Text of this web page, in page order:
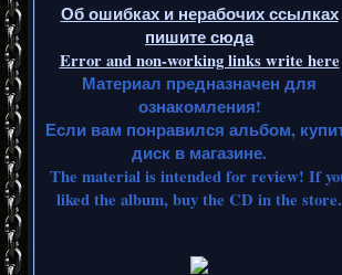
Об ошибках и нерабочих ссылках
пишите сюда
Error and non-working links write here
Материал предназначен для
ознакомления!
Если вам понравился альбом,
диск в магазине.
The material is intended for review! If
liked the album, buy the CD in the store.